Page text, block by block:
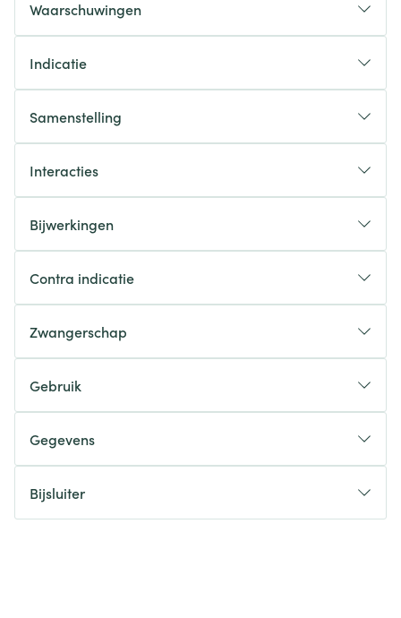
Waarschuwingen
Indicatie
Samenstelling
Interacties
Bijwerkingen
Contra indicatie
Zwangerschap
Gebruik
Gegevens
Bijsluiter